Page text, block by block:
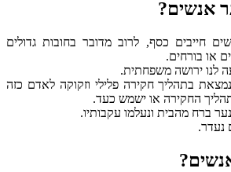
אנשים?
חייבים כסף, לרוב מדובר בחובות גדולים
או בורחים.
לנו ירושה משפחתית.
בתהליך חקירה פלילי וזקוקה לאדם כזה
החקירה או ישמש כעד.
ברח מהבית ונעלמו עקבותיו.
נעדר.